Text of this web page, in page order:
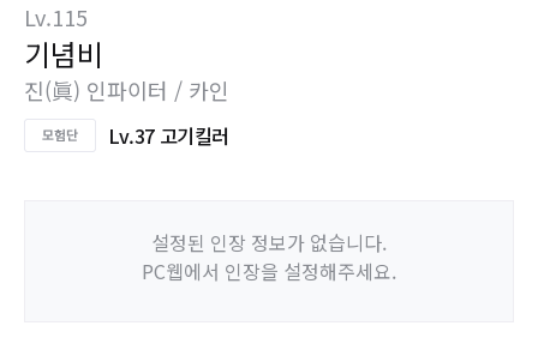
Lv.115
기념비
진(眞) 인파이터 / 카인
Lv.37 고기킬러
설정된 인장 정보가 없습니다.
PC웹에서 인장을 설정해주세요.